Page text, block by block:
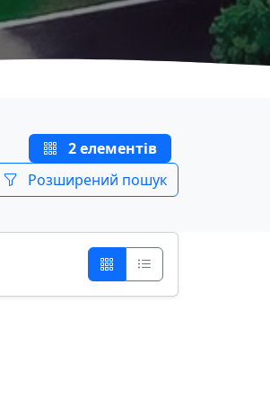
2 елементів
Розширений пошук